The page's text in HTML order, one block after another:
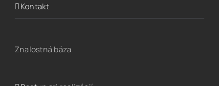
Kontakt
Znalostná báza